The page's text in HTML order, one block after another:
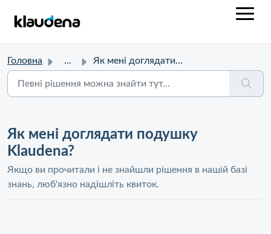
Головна ... Як мені доглядати подушку Klaudena?
Як мені доглядати подушку
Klaudena?
Якщо ви прочитали і не знайшли рішення в нашій базі
знань, люб'язно надішліть квиток.